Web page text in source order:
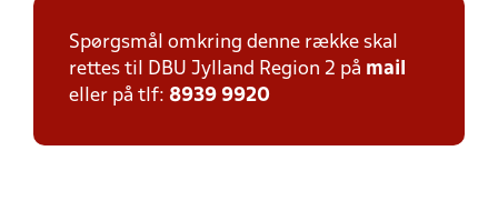
Spørgsmål omkring denne række skal
rettes til DBU Jylland Region 2 på mail
eller på tlf: 8939 9920